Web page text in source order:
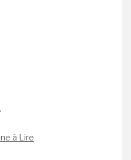
à Lire